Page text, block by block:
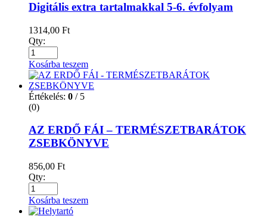
Digitális extra tartalmakkal 5-6. évfolyam
1314,00 Ft
Qty:
Kosárba teszem
Értékelés: 0 / 5
(0)
AZ ERDŐ FÁI – TERMÉSZETBARÁTOK
ZSEBKÖNYVE
856,00 Ft
Qty:
Kosárba teszem